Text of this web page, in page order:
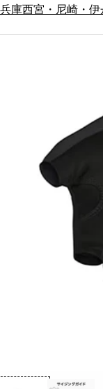
兵庫西宮・尼崎・